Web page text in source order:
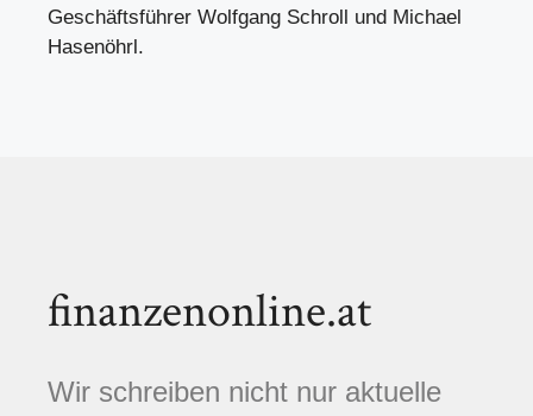
Geschäftsführer Wolfgang Schroll und Michael
Hasenöhrl.
finanzenonline.at
Wir schreiben nicht nur aktuelle